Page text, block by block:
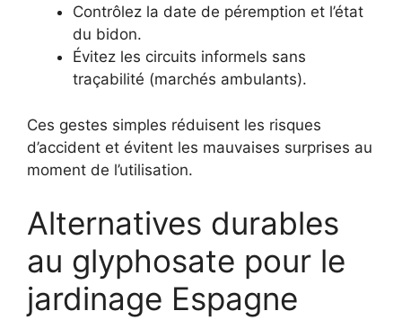
Contrôlez la date de péremption et l’état
du bidon.
Évitez les circuits informels sans
traçabilité (marchés ambulants).
Ces gestes simples réduisent les risques
d’accident et évitent les mauvaises surprises au
moment de l’utilisation.
Alternatives durables
au glyphosate pour le
jardinage Espagne